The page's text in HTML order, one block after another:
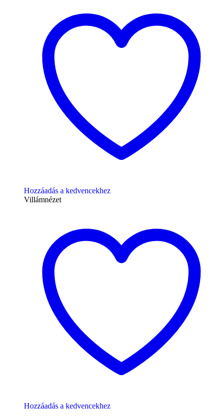
Hozzáadás a kedvencekhez
Villámnézet
Hozzáadás a kedvencekhez